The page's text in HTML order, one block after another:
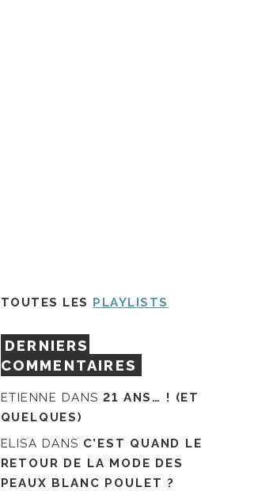
TOUTES LES PLAYLISTS
DERNIERS
COMMENTAIRES
ETIENNE DANS21 ANS… ! (ET
QUELQUES)
ELISA DANS C’EST QUAND LE
RETOUR DE LA MODE DES
PEAUX BLANC POULET ?